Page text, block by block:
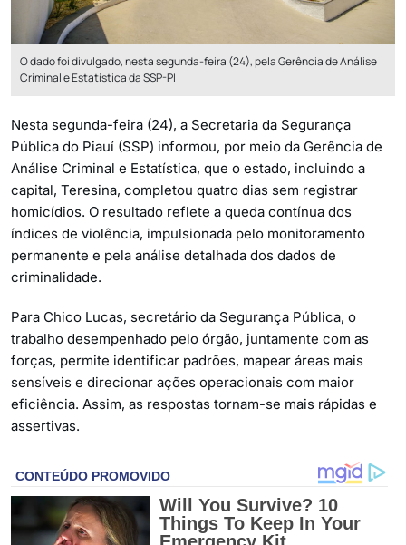
O dado foi divulgado, nesta segunda-feira (24), pela Gerência de Análise
Criminal e Estatística da SSP-PI
Nesta segunda-feira (24), a Secretaria da Segurança
Pública do Piauí (SSP) informou, por meio da Gerência de
Análise Criminal e Estatística, que o estado, incluindo a
capital, Teresina, completou quatro dias sem registrar
homicídios. O resultado reflete a queda contínua dos
índices de violência, impulsionada pelo monitoramento
permanente e pela análise detalhada dos dados de
criminalidade.
Para Chico Lucas, secretário da Segurança Pública, o
trabalho desempenhado pelo órgão, juntamente com as
forças, permite identificar padrões, mapear áreas mais
sensíveis e direcionar ações operacionais com maior
eficiência. Assim, as respostas tornam-se mais rápidas e
assertivas.